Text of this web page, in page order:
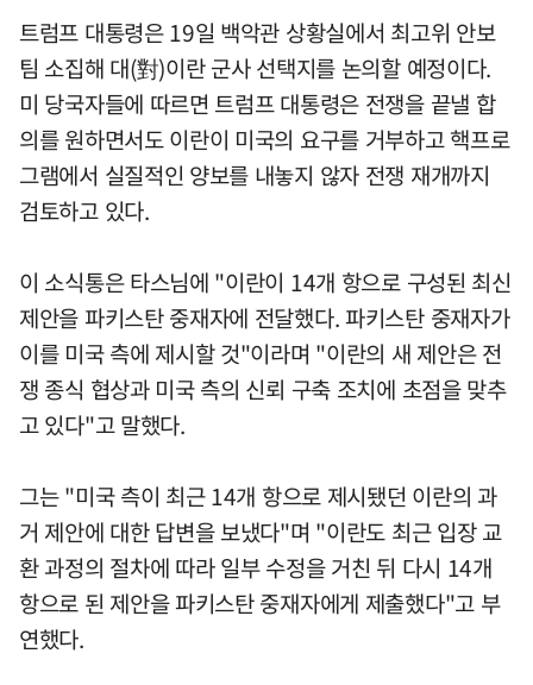
트럼프 대통령은 19일 백악관 상황실에서 최고위 안보
팀 소집해 대(對)이란 군사 선택지를 논의할 예정이다.
미 당국자들에 따르면 트럼프 대통령은 전쟁을 끝낼 합
의를 원하면서도 이란이 미국의 요구를 거부하고 핵프로
그램에서 실질적인 양보를 내놓지 않자 전쟁 재개까지
검토하고 있다.
이 소식통은 타스님에 "이란이 14개 항으로 구성된 최신
제안을 파키스탄 중재자에 전달했다. 파키스탄 중재자가
이를 미국 측에 제시할 것"이라며 "이란의 새 제안은 전
쟁 종식 협상과 미국 측의 신뢰 구축 조치에 초점을 맞추
고 있다"고 말했다.
그는 "미국 측이 최근 14개 항으로 제시됐던 이란의 과
거 제안에 대한 답변을 보냈다"며 "이란도 최근 입장 교
환 과정의 절차에 따라 일부 수정을 거친 뒤 다시 14개
항으로 된 제안을 파키스탄 중재자에게 제출했다"고 부
연했다.